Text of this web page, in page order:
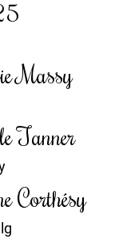
Massy
Tanner
Corthésy